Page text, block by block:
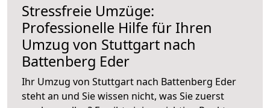
Stressfreie Umzüge:
Professionelle Hilfe für Ihren
Umzug von Stuttgart nach
Battenberg Eder
Ihr Umzug von Stuttgart nach Battenberg Eder
steht an und Sie wissen nicht, was Sie zuerst